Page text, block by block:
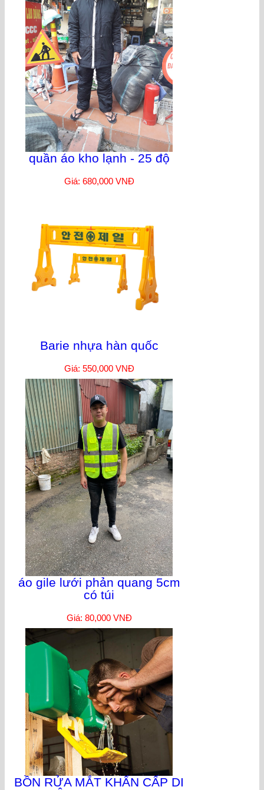
quần áo kho lạnh - 25 độ
Giá: 680,000 VNĐ
Barie nhựa hàn quốc
Giá: 550,000 VNĐ
áo gile lưới phản quang 5cm
có túi
Giá: 80,000 VNĐ
BỒN RỬA MẮT KHẨN CẤP DI